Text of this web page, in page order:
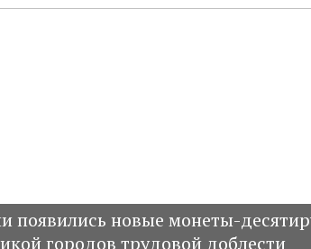
появились новые монеты-
городов трудовой доблести